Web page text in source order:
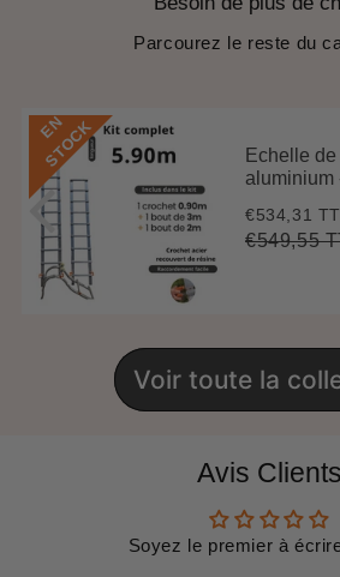
Parcourez le reste du
E
N
S
T
O
C
K
Echelle
aluminium
Prix
réduit
€534,31
Prix
€549,55
Voir toute la
Avis Clients
Soyez le premier à